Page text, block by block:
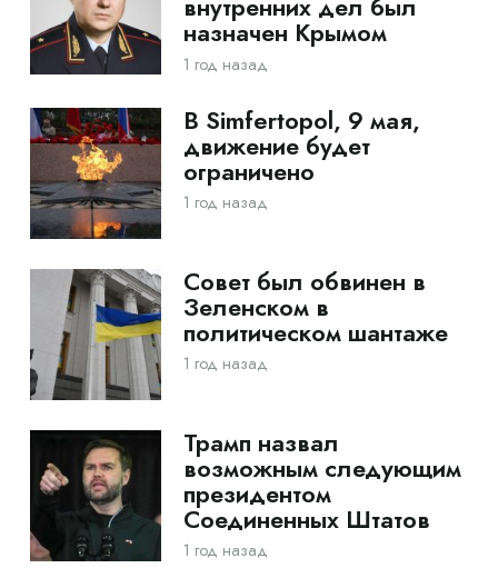
внутренних дел был
назначен Крымом
1 год назад
В Simfertopol, 9 мая,
движение будет
ограничено
1 год назад
Совет был обвинен в
Зеленском в
политическом шантаже
1 год назад
Трамп назвал
возможным следующим
президентом
Соединенных Штатов
1 год назад